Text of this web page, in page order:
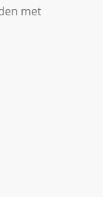
met